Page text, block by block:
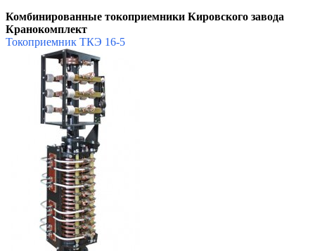
Комбинированные токоприемники Кировского завода
Кранокомплект
Токоприемник ТКЭ 16-5